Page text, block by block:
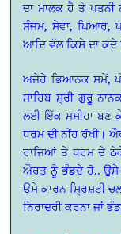
ਦਾ ਮਾਲਕ ਹੈ ਤੇ ਪਤਨੀ
ਸੰਜਮ, ਸੇਵਾ, ਪਿਆਰ,
ਆਦਿ ਵੱਲ ਕਿਸੇ ਦਾ ਕਦੇ
ਅਜੇਹੇ ਭਿਆਨਕ ਸਮੇਂ,
ਸਾਹਿਬ ਸ੍ਰੀ ਗੁਰੂੁ
ਲਈ ਇੱਕ ਮਸੀਹਾ ਬਣ
ਧਰਮ ਦੀ ਨੀਂਹ ਰੱਖੀ।
ਰਾਜਿਆਂ ਤੇ ਧਰਮ ਦੇ
ਔਰਤ ਨੂੰ ਭੰਡਦੇ ਹੋ.. ਉਸੇ
ਉਸੇ ਕਾਰਨ ਸ੍ਰਿਸ਼ਟੀ
ਨਿਰਾਦਰੀ ਕਰਨਾ ਜਾਂ